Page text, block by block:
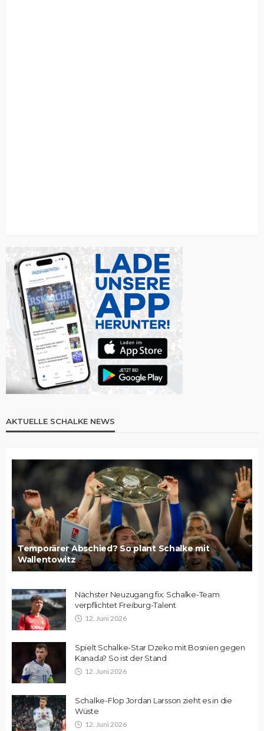
AKTUELLE SCHALKE NEWS
Temporärer Abschied? So plant Schalke mit
Wallentowitz
Nächster Neuzugang fix: Schalke-Team
verpflichtet Freiburg-Talent
12. Juni 2026
Spielt Schalke-Star Dzeko mit Bosnien gegen
Kanada? So ist der Stand
12. Juni 2026
Schalke-Flop Jordan Larsson zieht es in die
Wüste
12. Juni 2026